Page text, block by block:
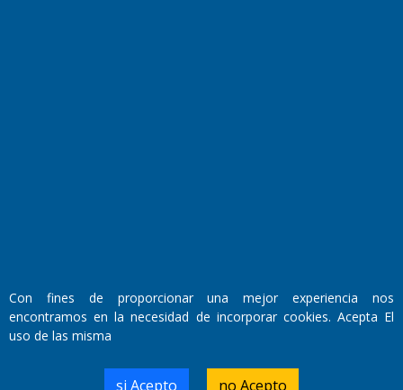
Santa Rosa, La Pampa.
Número de Registro DNDA:
Con fines de proporcionar una mejor experiencia nos
encontramos en la necesidad de incorporar cookies. Acepta El
uso de las misma
si Acepto no Acepto